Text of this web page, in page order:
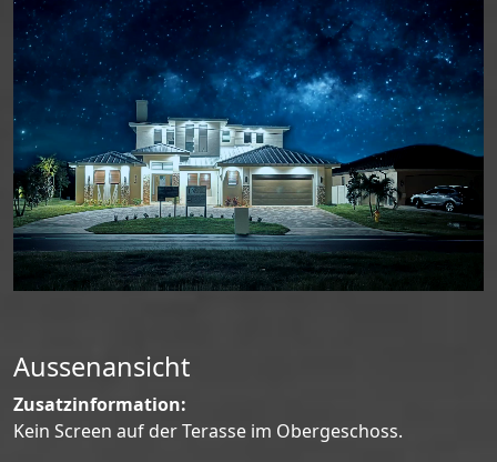
Aussenansicht
Zusatzinformation:
Kein Screen auf der Terasse im Obergeschoss.